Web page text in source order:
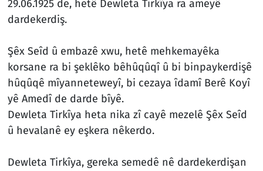
29.06.1925 de, hetê Dewleta Tirkîya ra ameyê
dardekerdiş.
Şêx Seîd û embazê xwu, hetê mehkemayêka
korsane ra bi şeklêko bêhûqûqî û bi binpaykerdişê
hûqûqê mîyanneteweyî, bi cezaya îdamî Berê Koyî
yê Amedî de darde bîyê.
Dewleta Tirkîya heta nika zî cayê mezelê Şêx Seîd
û hevalanê ey eşkera nêkerdo.
Dewleta Tirkîya, gereka semedê nê dardekerdişan